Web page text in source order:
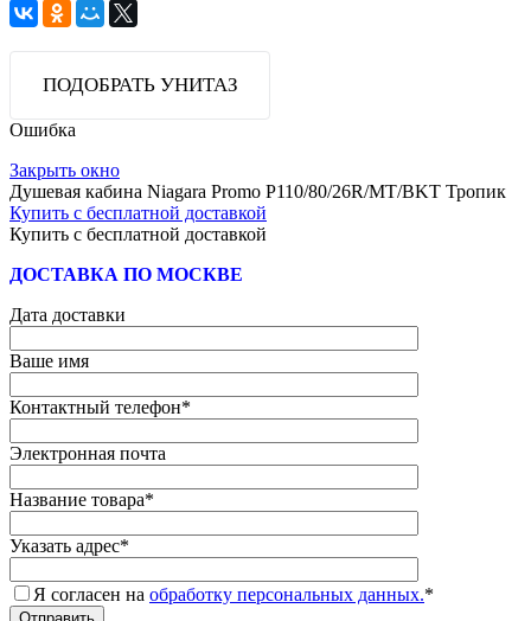
ПОДОБРАТЬ УНИТАЗ
Ошибка
Закрыть окно
Душевая кабина Niagara Promo P110/80/26R/MT/BKT Тропик
Купить с бесплатной доставкой
Купить с бесплатной доставкой
ДОСТАВКА ПО МОСКВЕ
Дата доставки
Ваше имя
Контактный телефон*
Электронная почта
Название товара*
Указать адрес*
Я согласен на обработку персональных данных.*